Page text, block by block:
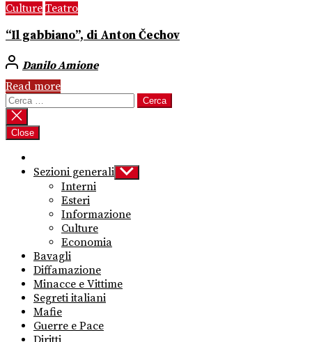
Culture Teatro
“Il gabbiano”, di Anton Čechov
Danilo Amione
Read more
Ricerca
per:
Close
Sezioni generali Show
sub
Interni
Esteri
Informazione
Culture
Economia
Bavagli
Diffamazione
Minacce e Vittime
Segreti italiani
Mafie
Guerre e Pace